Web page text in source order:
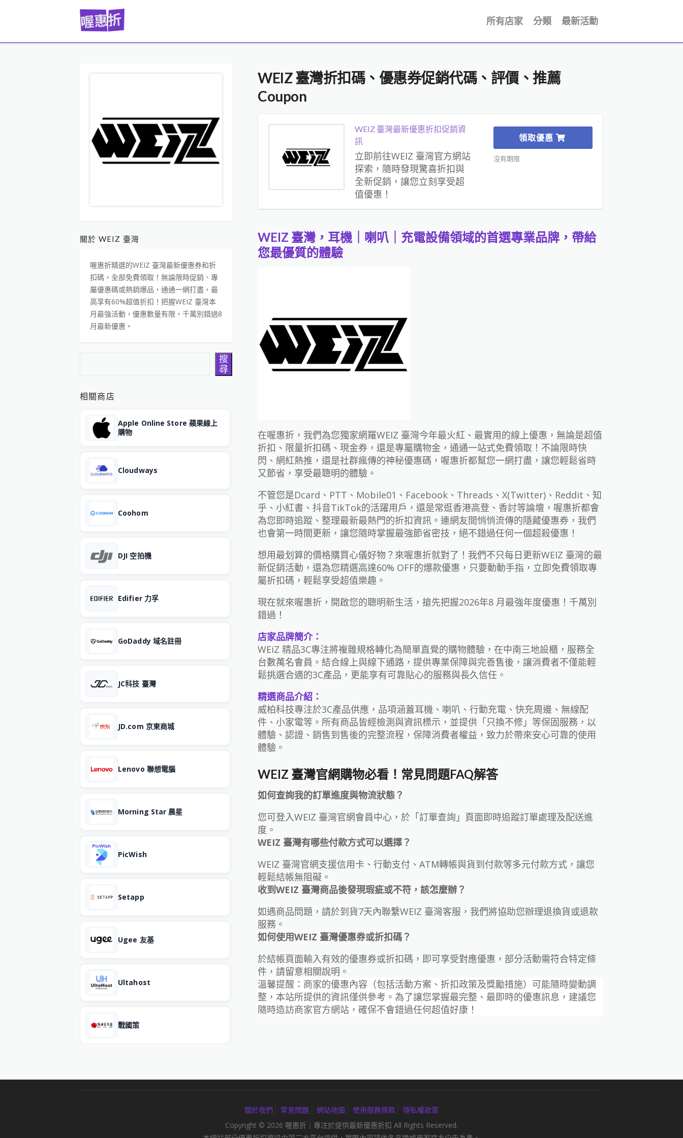
所有店家 分類 最新活動
WEIZ 臺灣折扣碼、優惠券促銷代碼、評價、推薦
Coupon
WEIZ 臺灣最新優惠折扣促銷資
訊
立即前往WEIZ 臺灣官方網站
探索，隨時發現驚喜折扣與
全新促銷，讓您立刻享受超
值優惠！
領取優惠
沒有期限
WEIZ 臺灣，耳機｜喇叭｜充電設備領域的首選專業品牌，帶給
您最優質的體驗
在喔惠折，我們為您獨家網羅WEIZ 臺灣今年最火紅、最實用的線上優惠，無論是超值
折扣、限量折扣碼、現金券，還是專屬購物金，通通一站式免費領取！不論限時快
閃、網紅熱推，還是社群瘋傳的神秘優惠碼，喔惠折都幫您一網打盡，讓您輕鬆省時
又節省，享受最聰明的體驗。
不管您是Dcard、PTT、Mobile01、Facebook、Threads、X(Twitter)、Reddit、知
乎、小紅書、抖音TikTok的活躍用戶，還是常逛香港高登、香討等論壇，喔惠折都會
為您即時追蹤、整理最新最熱門的折扣資訊。連網友間悄悄流傳的隱藏優惠券，我們
也會第一時間更新，讓您隨時掌握最強節省密技，絕不錯過任何一個超殺優惠！
想用最划算的價格購買心儀好物？來喔惠折就對了！我們不只每日更新WEIZ 臺灣的最
新促銷活動，還為您精選高達60% OFF的爆款優惠，只要動動手指，立即免費領取專
屬折扣碼，輕鬆享受超值樂趣。
現在就來喔惠折，開啟您的聰明新生活，搶先把握2026年8 月最強年度優惠！千萬別
錯過！
店家品牌簡介：
WEiZ 精品3C專注將複雜規格轉化為簡單直覺的購物體驗，在中南三地設櫃，服務全
台數萬名會員。結合線上與線下通路，提供專業保障與完善售後，讓消費者不僅能輕
鬆挑選合適的3C產品，更能享有可靠貼心的服務與長久信任。
精選商品介紹：
威柏科技專注於3C產品供應，品項涵蓋耳機、喇叭、行動充電、快充周邊、無線配
件、小家電等。所有商品皆經檢測與資訊標示，並提供「只換不修」等保固服務，以
體驗、認證、銷售到售後的完整流程，保障消費者權益，致力於帶來安心可靠的使用
體驗。
WEIZ 臺灣官網購物必看！常見問題FAQ解答
如何查詢我的訂單進度與物流狀態？
您可登入WEIZ 臺灣官網會員中心，於「訂單查詢」頁面即時追蹤訂單處理及配送進
度。
WEIZ 臺灣有哪些付款方式可以選擇？
WEIZ 臺灣官網支援信用卡、行動支付、ATM轉帳與貨到付款等多元付款方式，讓您
輕鬆結帳無阻礙。
收到WEIZ 臺灣商品後發現瑕疵或不符，該怎麼辦？
如遇商品問題，請於到貨7天內聯繫WEIZ 臺灣客服，我們將協助您辦理退換貨或退款
服務。
如何使用WEIZ 臺灣優惠券或折扣碼？
於結帳頁面輸入有效的優惠券或折扣碼，即可享受對應優惠，部分活動需符合特定條
件，請留意相關說明。
溫馨提醒：商家的優惠內容（包括活動方案、折扣政策及獎勵措施）可能隨時變動調
整，本站所提供的資訊僅供參考。為了讓您掌握最完整、最即時的優惠訊息，建議您
隨時造訪商家官方網站，確保不會錯過任何超值好康！
關於 WEIZ 臺灣
喔惠折精選的WEIZ 臺灣最新優惠券和折
扣碼，全部免費領取！無論限時促銷、專
屬優惠碼或熱銷爆品，通通一網打盡，最
高享有60%超值折扣！把握WEIZ 臺灣本
月最強活動，優惠數量有限，千萬別錯過8
月最新優惠。
搜
尋
相關商店
Apple Online Store 蘋果線上
購物
Cloudways
Coohom
DJI 空拍機
Edifier 力孚
GoDaddy 域名註冊
JC科技 臺灣
JD.com 京東商城
Lenovo 聯想電腦
Morning Star 晨星
PicWish
Setapp
Ugee 友基
Ultahost
戰國策
關於我們 常見問題 網站地圖 使用服務條款
隱私權政策
Copyright © 2026 喔惠折｜專注於提供最新優惠折扣 All Rights Reserved.